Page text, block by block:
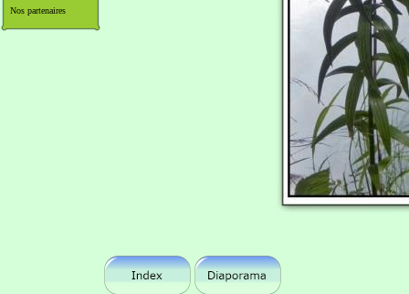
Nos partenaires